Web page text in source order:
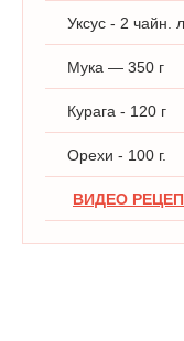
Уксус - 2 чайн.
Мука — 350 г
Курага - 120 г
Орехи - 100 г.
ВИДЕО